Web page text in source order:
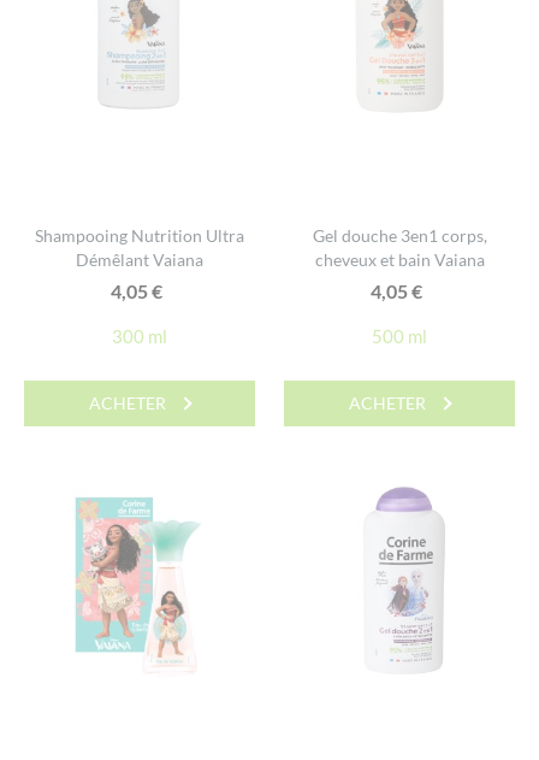
Shampooing Nutrition Ultra
Démêlant Vaiana
4,05€
300 ml
ACHETER
Gel douche 3en1 corps,
cheveux et bain Vaiana
4,05€
500 ml
ACHETER